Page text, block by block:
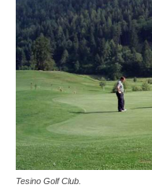
Tesino Golf Club.